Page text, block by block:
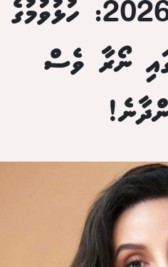
ފީފާ ވޯލްޑް ކަޕް 2026: ހުޅުވުމުގެ
ނޯރާ ވެސް